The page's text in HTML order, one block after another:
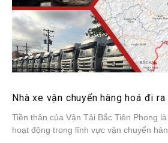
Nhà xe vận chuyển hàng hoá đi ra
Tiền thân của Vận Tải Bắc Tiên Phong
hoạt động trong lĩnh vực vận chuyển